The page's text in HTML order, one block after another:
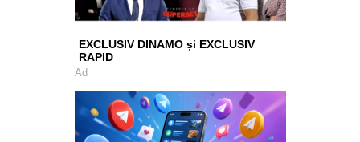
EXCLUSIV DINAMO și EXCLUSIV
RAPID
Ad